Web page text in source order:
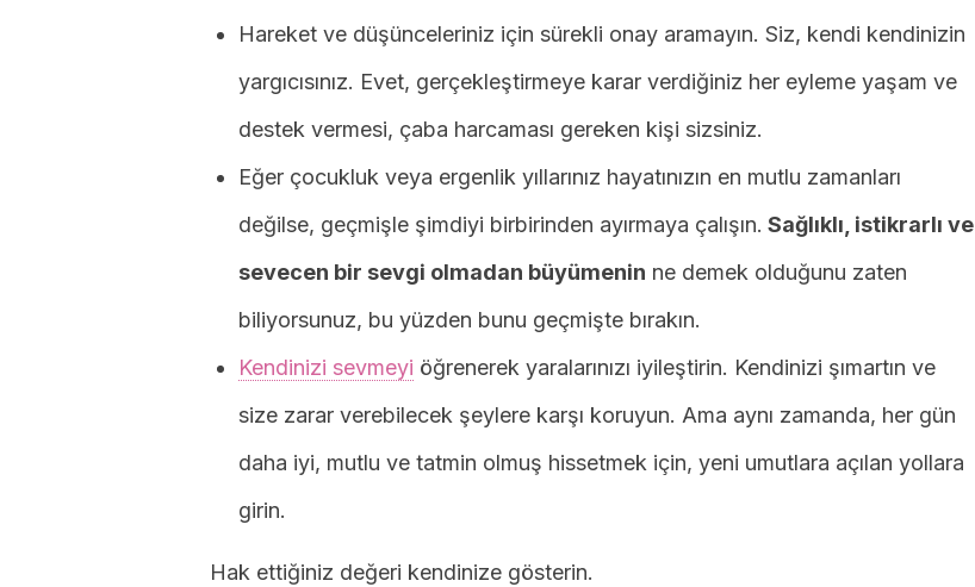
Hareket ve düşünceleriniz için sürekli onay aramayın. Siz, kendi kendinizin
yargıcısınız. Evet, gerçekleştirmeye karar verdiğiniz her eyleme yaşam ve
destek vermesi, çaba harcaması gereken kişi sizsiniz.
Eğer çocukluk veya ergenlik yıllarınız hayatınızın en mutlu zamanları
değilse, geçmişle şimdiyi birbirinden ayırmaya çalışın. Sağlıklı, istikrarlı ve
sevecen bir sevgi olmadan büyümenin ne demek olduğunu zaten
biliyorsunuz, bu yüzden bunu geçmişte bırakın.
Kendinizi sevmeyi öğrenerek yaralarınızı iyileştirin. Kendinizi şımartın ve
size zarar verebilecek şeylere karşı koruyun. Ama aynı zamanda, her gün
daha iyi, mutlu ve tatmin olmuş hissetmek için, yeni umutlara açılan yollara
girin.
Hak ettiğiniz değeri kendinize gösterin.